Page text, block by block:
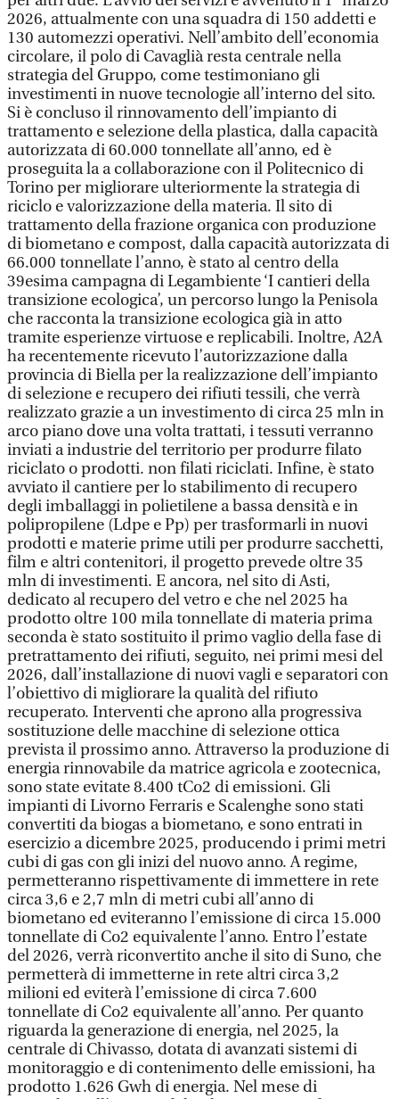
2026, attualmente con una squadra di 150 addetti e
130 automezzi operativi. Nell’ambito dell’economia
circolare, il polo di Cavaglià resta centrale nella
strategia del Gruppo, come testimoniano gli
investimenti in nuove tecnologie all’interno del sito.
Si è concluso il rinnovamento dell’impianto di
trattamento e selezione della plastica, dalla capacità
autorizzata di 60.000 tonnellate all’anno, ed è
proseguita la a collaborazione con il Politecnico di
Torino per migliorare ulteriormente la strategia di
riciclo e valorizzazione della materia. Il sito di
trattamento della frazione organica con produzione
di biometano e compost, dalla capacità autorizzata di
66.000 tonnellate l’anno, è stato al centro della
39esima campagna di Legambiente ‘I cantieri della
transizione ecologica’, un percorso lungo la Penisola
che racconta la transizione ecologica già in atto
tramite esperienze virtuose e replicabili. Inoltre, A2A
ha recentemente ricevuto l’autorizzazione dalla
provincia di Biella per la realizzazione dell’impianto
di selezione e recupero dei rifiuti tessili, che verrà
realizzato grazie a un investimento di circa 25 mln in
arco piano dove una volta trattati, i tessuti verranno
inviati a industrie del territorio per produrre filato
riciclato o prodotti. non filati riciclati. Infine, è stato
avviato il cantiere per lo stabilimento di recupero
degli imballaggi in polietilene a bassa densità e in
polipropilene (Ldpe e Pp) per trasformarli in nuovi
prodotti e materie prime utili per produrre sacchetti,
film e altri contenitori, il progetto prevede oltre 35
mln di investimenti. E ancora, nel sito di Asti,
dedicato al recupero del vetro e che nel 2025 ha
prodotto oltre 100 mila tonnellate di materia prima
seconda è stato sostituito il primo vaglio della fase di
pretrattamento dei rifiuti, seguito, nei primi mesi del
2026, dall’installazione di nuovi vagli e separatori con
l’obiettivo di migliorare la qualità del rifiuto
recuperato. Interventi che aprono alla progressiva
sostituzione delle macchine di selezione ottica
prevista il prossimo anno. Attraverso la produzione di
energia rinnovabile da matrice agricola e zootecnica,
sono state evitate 8.400 tCo2 di emissioni. Gli
impianti di Livorno Ferraris e Scalenghe sono stati
convertiti da biogas a biometano, e sono entrati in
esercizio a dicembre 2025, producendo i primi metri
cubi di gas con gli inizi del nuovo anno. A regime,
permetteranno rispettivamente di immettere in rete
circa 3,6 e 2,7 mln di metri cubi all’anno di
biometano ed eviteranno l’emissione di circa 15.000
tonnellate di Co2 equivalente l’anno. Entro l’estate
del 2026, verrà riconvertito anche il sito di Suno, che
permetterà di immetterne in rete altri circa 3,2
milioni ed eviterà l’emissione di circa 7.600
tonnellate di Co2 equivalente all’anno. Per quanto
riguarda la generazione di energia, nel 2025, la
centrale di Chivasso, dotata di avanzati sistemi di
monitoraggio e di contenimento delle emissioni, ha
prodotto 1.626 Gwh di energia. Nel mese di